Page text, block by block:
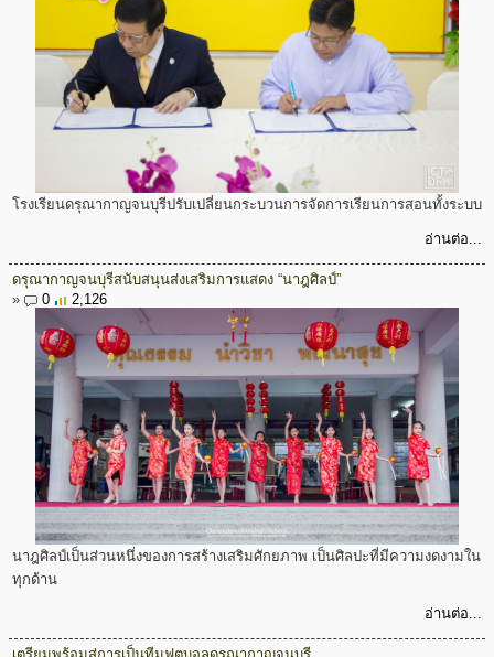
โรงเรียนดรุณากาญจนบุรีปรับเปลี่ยนกระบวนการจัดการเรียนการสอนทั้งระบบ
อ่านต่อ...
ดรุณากาญจนบุรีสนับสนุนส่งเสริมการแสดง “นาฎศิลป์”
»
0 2,126
นาฎศิลป์เป็นส่วนหนึ่งของการสร้างเสริมศักยภาพ เป็นศิลปะที่มีความงดงามใน
ทุกด้าน
อ่านต่อ...